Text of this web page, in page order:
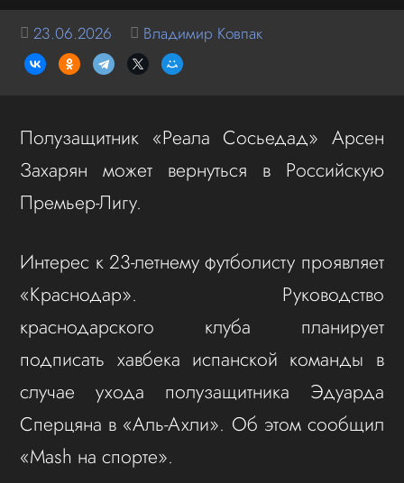
23.06.2026 Владимир Ковпак
Полузащитник «Реала Сосьедад» Арсен
Захарян может вернуться в Российскую
Премьер-Лигу.
Интерес к 23-летнему футболисту проявляет
«Краснодар». Руководство
краснодарского клуба планирует
подписать хавбека испанской команды в
случае ухода полузащитника Эдуарда
Сперцяна в «Аль-Ахли». Об этом сообщил
«Mash на спорте».